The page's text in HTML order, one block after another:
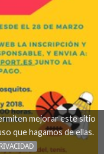
mejorar este sitio
que hagamos de ellas.